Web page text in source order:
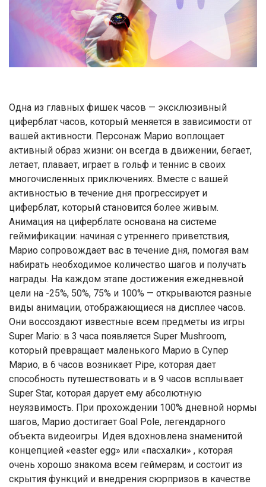
Одна из главных фишек часов — эксклюзивный
циферблат часов, который меняется в зависимости от
вашей активности. Персонаж Марио воплощает
активный образ жизни: он всегда в движении, бегает,
летает, плавает, играет в гольф и теннис в своих
многочисленных приключениях. Вместе с вашей
активностью в течение дня прогрессирует и
циферблат, который становится более живым.
Анимация на циферблате основана на системе
геймификации: начиная с утреннего приветствия,
Марио сопровождает вас в течение дня, помогая вам
набирать необходимое количество шагов и получать
награды. На каждом этапе достижения ежедневной
цели на -25%, 50%, 75% и 100% — открываются разные
виды анимации, отображающиеся на дисплее часов.
Они воссоздают известные всем предметы из игры
Super Mario: в 3 часа появляется Super Mushroom,
который превращает маленького Марио в Супер
Марио, в 6 часов возникает Pipe, которая дает
способность путешествовать и в 9 часов всплывает
Super Star, которая дарует ему абсолютную
неуязвимость. При прохождении 100% дневной нормы
шагов, Марио достигает Goal Pole, легендарного
объекта видеоигры. Идея вдохновлена знаменитой
концепцией «easter egg» или «пасхалки» , которая
очень хорошо знакома всем геймерам, и состоит из
скрытия функций и внедрения сюрпризов в качестве